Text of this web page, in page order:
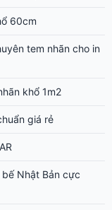
60cm
tem nhãn cho in
khổ 1m2
giá rẻ
Nhật Bản cực